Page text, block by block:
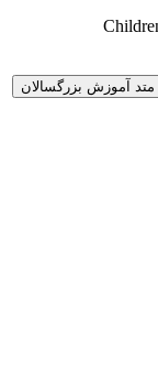
متد آموزش بزرگسالان